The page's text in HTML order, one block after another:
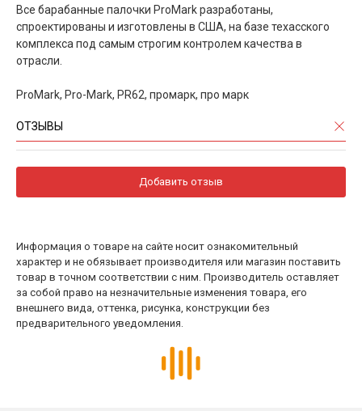
Все барабанные палочки ProMark разработаны,
спроектированы и изготовлены в США, на базе техасского
комплекса под самым строгим контролем качества в
отрасли.
ProMark, Pro-Mark, PR62, промарк, про марк
ОТЗЫВЫ
Добавить отзыв
Информация о товаре на сайте носит ознакомительный
характер и не обязывает производителя или магазин поставить
товар в точном соответствии с ним. Производитель оставляет
за собой право на незначительные изменения товара, его
внешнего вида, оттенка, рисунка, конструкции без
предварительного уведомления.